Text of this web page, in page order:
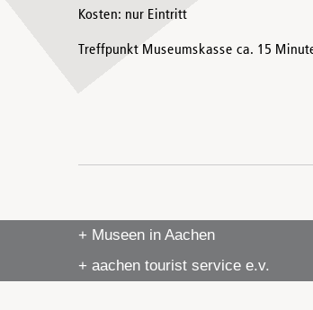
Kosten: nur Eintritt
Treffpunkt Museumskasse ca. 15
+ Museen in Aachen
+ aachen tourist service e.v.